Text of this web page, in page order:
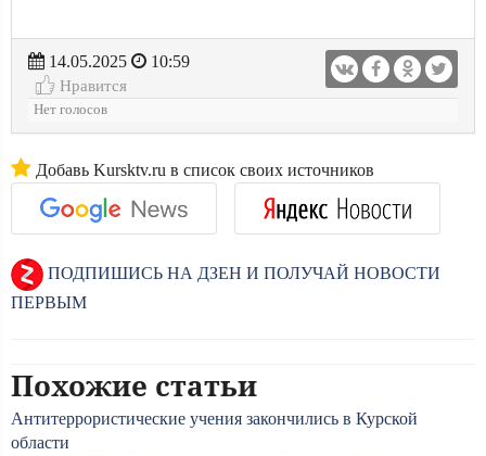
14.05.2025
10:59
Нравится
Нет голосов
Добавь Kursktv.ru в список своих источников
ПОДПИШИСЬ НА ДЗЕН И ПОЛУЧАЙ НОВОСТИ
ПЕРВЫМ
Похожие статьи
Антитеррористические учения закончились в Курской
области